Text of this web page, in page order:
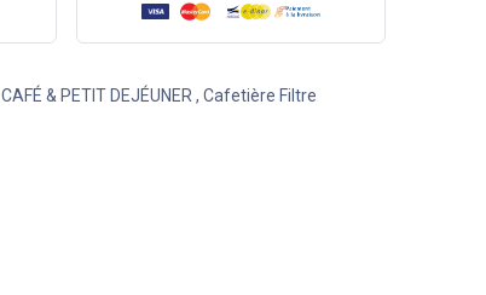
CAFÉ & PETIT DEJÉUNER , Cafetière Filtre